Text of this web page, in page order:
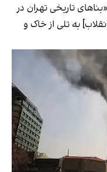
تاریخی تهران در
از وقوع انقلاب] به تلی از خاک و